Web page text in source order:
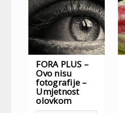
FORA PLUS –
Ovo nisu
fotografije –
Umjetnost
olovkom